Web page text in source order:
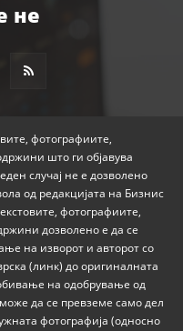
не
фотографиите,
што ги објавува
случај не е дозволено
од редакцијата на Бизнис
фотографиите,
дозволено е да се
на изворот и авторот со
(линк) до оригиналната
на одобрување од
да се превземе само дел
фотографија (односно